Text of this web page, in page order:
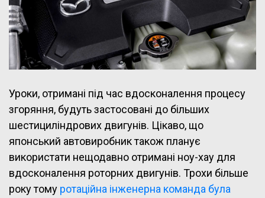
Уроки, отримані під час вдосконалення процесу
згоряння, будуть застосовані до більших
шестициліндрових двигунів. Цікаво, що
японський автовиробник також планує
використати нещодавно отримані ноу-хау для
вдосконалення роторних двигунів. Трохи більше
року тому ротаційна інженерна команда була